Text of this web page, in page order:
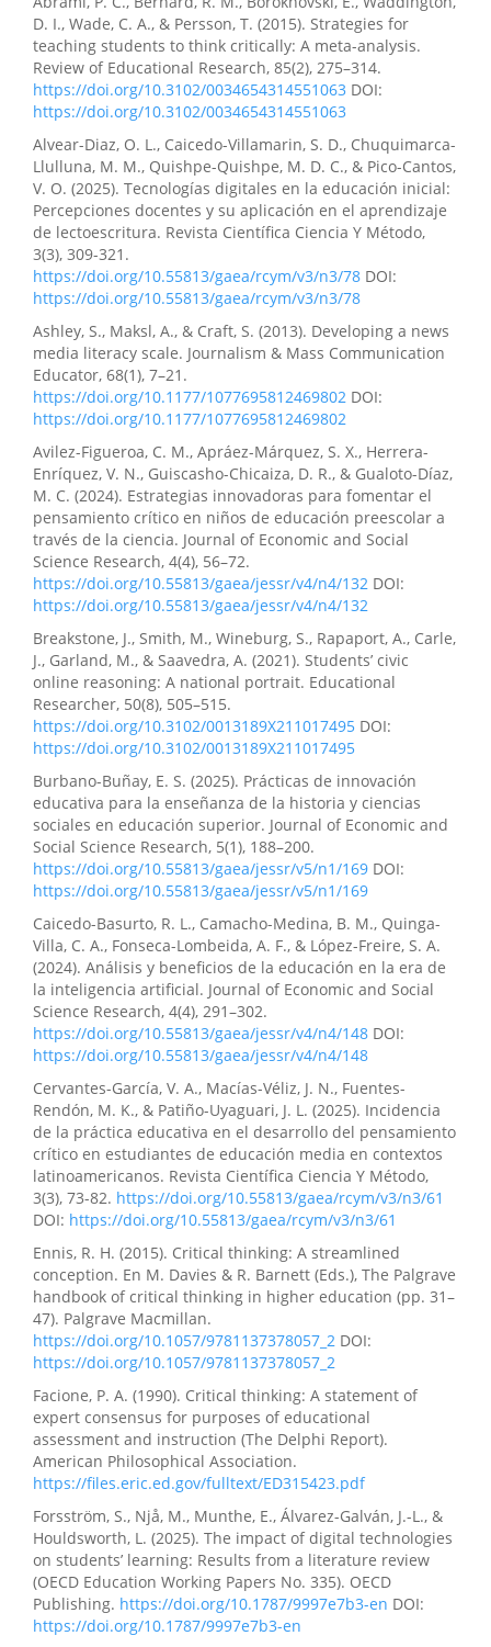
D. I., Wade, C. A., & Persson, T. (2015). Strategies for
teaching students to think critically: A meta-analysis.
Review of Educational Research, 85(2), 275–314.
https://doi.org/10.3102/0034654314551063 DOI:
https://doi.org/10.3102/0034654314551063
Alvear-Diaz, O. L., Caicedo-Villamarin, S. D., Chuquimarca-
Llulluna, M. M., Quishpe-Quishpe, M. D. C., & Pico-Cantos,
V. O. (2025). Tecnologías digitales en la educación inicial:
Percepciones docentes y su aplicación en el aprendizaje
de lectoescritura. Revista Científica Ciencia Y Método,
3(3), 309-321.
https://doi.org/10.55813/gaea/rcym/v3/n3/78 DOI:
https://doi.org/10.55813/gaea/rcym/v3/n3/78
Ashley, S., Maksl, A., & Craft, S. (2013). Developing a news
media literacy scale. Journalism & Mass Communication
Educator, 68(1), 7–21.
https://doi.org/10.1177/1077695812469802 DOI:
https://doi.org/10.1177/1077695812469802
Avilez-Figueroa, C. M., Apráez-Márquez, S. X., Herrera-
Enríquez, V. N., Guiscasho-Chicaiza, D. R., & Gualoto-Díaz,
M. C. (2024). Estrategias innovadoras para fomentar el
pensamiento crítico en niños de educación preescolar a
través de la ciencia. Journal of Economic and Social
Science Research, 4(4), 56–72.
https://doi.org/10.55813/gaea/jessr/v4/n4/132 DOI:
https://doi.org/10.55813/gaea/jessr/v4/n4/132
Breakstone, J., Smith, M., Wineburg, S., Rapaport, A., Carle,
J., Garland, M., & Saavedra, A. (2021). Students’ civic
online reasoning: A national portrait. Educational
Researcher, 50(8), 505–515.
https://doi.org/10.3102/0013189X211017495 DOI:
https://doi.org/10.3102/0013189X211017495
Burbano-Buñay, E. S. (2025). Prácticas de innovación
educativa para la enseñanza de la historia y ciencias
sociales en educación superior. Journal of Economic and
Social Science Research, 5(1), 188–200.
https://doi.org/10.55813/gaea/jessr/v5/n1/169 DOI:
https://doi.org/10.55813/gaea/jessr/v5/n1/169
Caicedo-Basurto, R. L., Camacho-Medina, B. M., Quinga-
Villa, C. A., Fonseca-Lombeida, A. F., & López-Freire, S. A.
(2024). Análisis y beneficios de la educación en la era de
la inteligencia artificial. Journal of Economic and Social
Science Research, 4(4), 291–302.
https://doi.org/10.55813/gaea/jessr/v4/n4/148 DOI:
https://doi.org/10.55813/gaea/jessr/v4/n4/148
Cervantes-García, V. A., Macías-Véliz, J. N., Fuentes-
Rendón, M. K., & Patiño-Uyaguari, J. L. (2025). Incidencia
de la práctica educativa en el desarrollo del pensamiento
crítico en estudiantes de educación media en contextos
latinoamericanos. Revista Científica Ciencia Y Método,
3(3), 73-82. https://doi.org/10.55813/gaea/rcym/v3/n3/61
DOI: https://doi.org/10.55813/gaea/rcym/v3/n3/61
Ennis, R. H. (2015). Critical thinking: A streamlined
conception. En M. Davies & R. Barnett (Eds.), The Palgrave
handbook of critical thinking in higher education (pp. 31–
47). Palgrave Macmillan.
https://doi.org/10.1057/9781137378057_2 DOI:
https://doi.org/10.1057/9781137378057_2
Facione, P. A. (1990). Critical thinking: A statement of
expert consensus for purposes of educational
assessment and instruction (The Delphi Report).
American Philosophical Association.
https://files.eric.ed.gov/fulltext/ED315423.pdf
Forsström, S., Njå, M., Munthe, E., Álvarez-Galván, J.-L., &
Houldsworth, L. (2025). The impact of digital technologies
on students’ learning: Results from a literature review
(OECD Education Working Papers No. 335). OECD
Publishing. https://doi.org/10.1787/9997e7b3-en DOI:
https://doi.org/10.1787/9997e7b3-en